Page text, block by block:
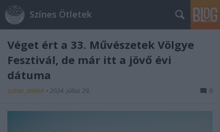
Színes Ötletek
Véget ért a 33. Művészetek Völgye
Fesztivál, de már itt a jövő évi
dátuma
színes_ötletek • 2024. július 29. 0